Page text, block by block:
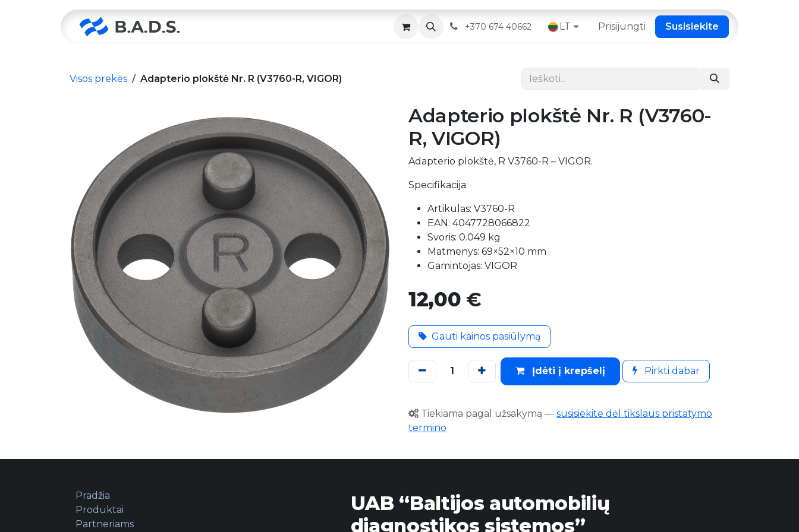
Servisas Kontaktai
+370 674 40662 LT Prisijungti Susisiekite
Visos prekės Adapterio plokštė Nr. R (V3760-R, VIGOR)
Adapterio plokštė Nr. R (V3760-
R, VIGOR)
Adapterio plokštė, R V3760-R – VIGOR.
Specifikacija:
Artikulas: V3760-R
EAN: 4047728066822
Svoris: 0.049 kg
Matmenys: 69×52×10 mm
Gamintojas: VIGOR
12,00 €
Gauti kainos pasiūlymą
Įdėti į krepšelį Pirkti dabar
Tiekiama pagal užsakymą — susisiekite dėl tikslaus pristatymo
termino
UAB “Baltijos automobilių
diagnostikos sistemos”
Pradžia
Produktai
Partneriams